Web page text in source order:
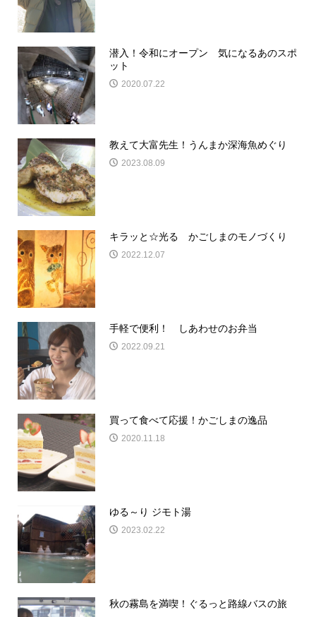
潜入！令和にオープン 気になるあのスポ
ット
2020.07.22
教えて大富先生！うんまか深海魚めぐり
2023.08.09
キラッと☆光る かごしまのモノづくり
2022.12.07
手軽で便利！ しあわせのお弁当
2022.09.21
買って食べて応援！かごしまの逸品
2020.11.18
ゆる～り ジモト湯
2023.02.22
秋の霧島を満喫！ぐるっと路線バスの旅